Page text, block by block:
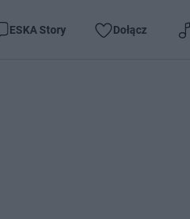
ESKA Story Dołącz